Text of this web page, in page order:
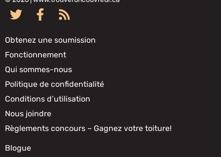
Obtenez une soumission
Fonctionnement
Qui sommes-nous
Politique de confidentialité
Conditions d’utilisation
Nous joindre
Règlements concours – Gagnez votre toiture!
Blogue